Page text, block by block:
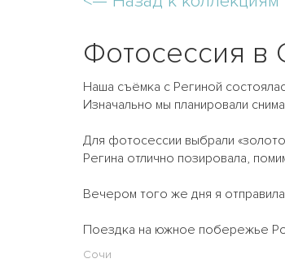
Фотосессия в
Наша съёмка с Региной
Изначально мы планировали
Для фотосессии выбрали
Регина отлично позировала,
Вечером того же дня я
Поездка на южное побережье
Сочи